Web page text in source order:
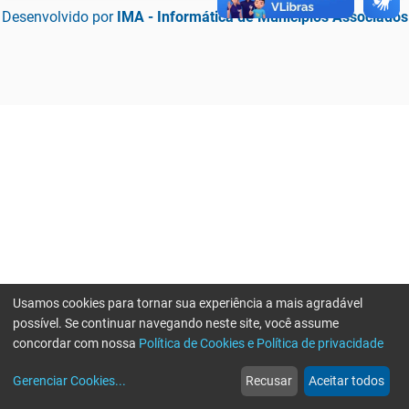
Desenvolvido por IMA - Informática de Municípios Associados
web
Notícias
more_horiz
Mais
Usamos cookies para tornar sua experiência a mais agradável
possível. Se continuar navegando neste site, você assume
concordar com nossa Política de Cookies e Política de privacidade
Gerenciar Cookies... Recusar Aceitar todos
Erro ao enviar informações, por favor tente novamente